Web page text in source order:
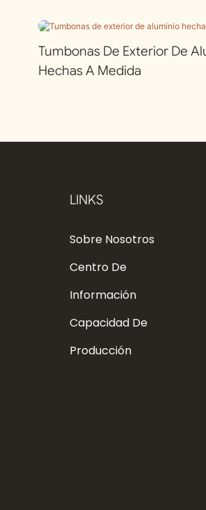
Tumbonas De Exterior De
Hechas A Medida
LINKS
Sobre Nosotros
Centro De
Información
Capacidad De
Producción